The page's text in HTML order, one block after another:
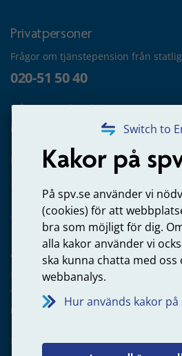
Switch to
Kakor på
På spv.se använder vi
(cookies) för att
bra som möjligt för dig.
alla kakor använder vi
ska kunna chatta med oss
webbanalys.
Hur används kakor på
Privatpersoner
Frågor om tjänstepension från
020-51 50 40
Frågor om utbetalning
020-65 00 65
Kontakta oss
Arbetsgivare
Frågor om administration av
anställning
060-18 75 03
Kontakta oss